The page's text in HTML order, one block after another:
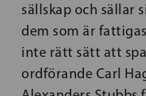
sällskap och sällar
dem som är
inte rätt sätt att
ordförande Carl